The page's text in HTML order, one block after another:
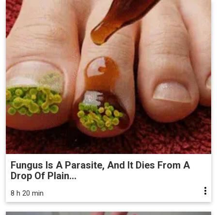
Fungus Is A Parasite, And It Dies From A
Drop Of Plain...
8 h 20 min